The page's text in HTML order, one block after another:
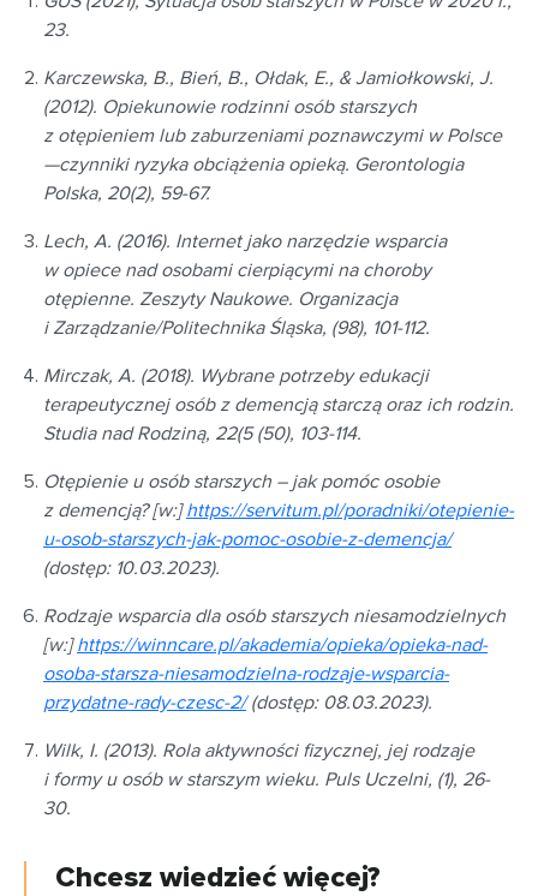
23.
Karczewska, B., Bień, B., Ołdak, E., & Jamiołkowski, J.
(2012). Opiekunowie rodzinni osób starszych
z otępieniem lub zaburzeniami poznawczymi w Polsce
—czynniki ryzyka obciążenia opieką. Gerontologia
Polska, 20(2), 59-67.
Lech, A. (2016). Internet jako narzędzie wsparcia
w opiece nad osobami cierpiącymi na choroby
otępienne. Zeszyty Naukowe. Organizacja
i Zarządzanie/Politechnika Śląska, (98), 101-112.
Mirczak, A. (2018). Wybrane potrzeby edukacji
terapeutycznej osób z demencją starczą oraz ich rodzin.
Studia nad Rodziną, 22(5 (50), 103-114.
Otępienie u osób starszych – jak pomóc osobie
z demencją? [w:]https://servitum.pl/poradniki/otepienie-
u-osob-starszych-jak-pomoc-osobie-z-demencja/
(dostęp: 10.03.2023).
Rodzaje wsparcia dla osób starszych niesamodzielnych
[w:]https://winncare.pl/akademia/opieka/opieka-nad-
osoba-starsza-niesamodzielna-rodzaje-wsparcia-
przydatne-rady-czesc-2/(dostęp: 08.03.2023).
Wilk, I. (2013). Rola aktywności fizycznej, jej rodzaje
i formy u osób w starszym wieku. Puls Uczelni, (1), 26-
30.
Chcesz wiedzieć więcej?